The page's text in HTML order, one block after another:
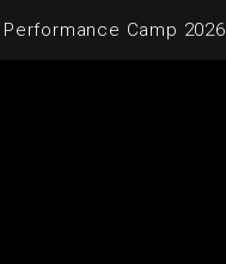
Camp 2026